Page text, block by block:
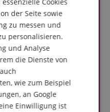
FRENCH
SPANISH
der Seite sowie
zu messen und
personalisieren.
und Analyse
die Dienste von
wie zum Beispiel
an Google
Einwilligung ist